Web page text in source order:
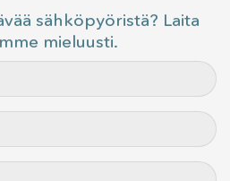
sähköpyöristä? Laita
mieluusti.